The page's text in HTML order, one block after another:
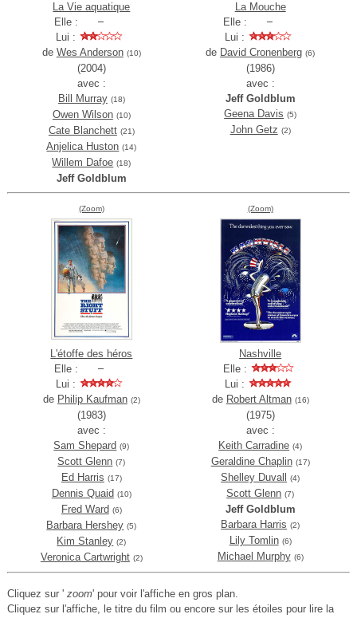
La Vie aquatique
Elle :
Lui :
de Wes Anderson (10)
(2004)
avec :
Bill Murray (18)
Owen Wilson (10)
Cate Blanchett (21)
Anjelica Huston (14)
Willem Dafoe (18)
Jeff Goldblum
La Mouche
Elle :
Lui :
de David Cronenberg (6)
(1986)
avec :
Jeff Goldblum
Geena Davis (5)
John Getz (2)
(Zoom)
L'étoffe des héros
Elle :
Lui :
de Philip Kaufman (2)
(1983)
avec :
Sam Shepard (9)
Scott Glenn (7)
Ed Harris (17)
Dennis Quaid (10)
Fred Ward (6)
Barbara Hershey (5)
Kim Stanley (2)
Veronica Cartwright (2)
(Zoom)
Nashville
Elle :
Lui :
de Robert Altman (16)
(1975)
avec :
Keith Carradine (4)
Geraldine Chaplin (17)
Shelley Duvall (4)
Scott Glenn (7)
Jeff Goldblum
Barbara Harris (2)
Lily Tomlin (6)
Michael Murphy (6)
Cliquez sur ' zoom' pour voir l'affiche en gros plan.
Cliquez sur l'affiche, le titre du film ou encore sur les étoiles pour lire la